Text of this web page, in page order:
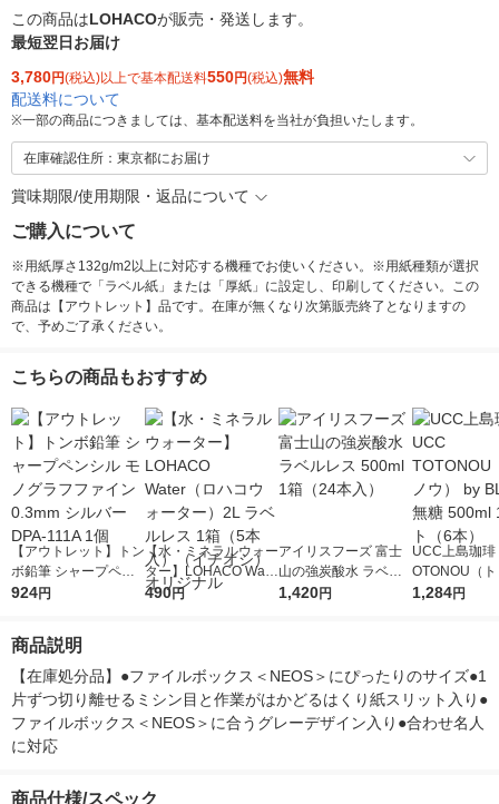
この商品はLOHACOが販売・発送します。
最短翌日お届け
3,780円(税込)以上で基本配送料550円(税込)無料
配送料について
※一部の商品につきましては、基本配送料を当社が負担いたします。
在庫確認住所：東京都にお届け
賞味期限/使用期限・返品について
ご購入について
※用紙厚さ132g/m2以上に対応する機種でお使いください。※用紙種類が選択
できる機種で「ラベル紙」または「厚紙」に設定し、印刷してください。この
商品は【アウトレット】品です。在庫が無くなり次第販売終了となりますの
で、予めご了承ください。
こちらの商品もおすすめ
【アウトレット】トン
ボ鉛筆 シャープペン
シル モノグラフファ
924円
【水・ミネラルウォー
ター】LOHACO Wate
r（ロハコウォータ
490円
アイリスフーズ 富士
山の強炭酸水 ラベル
レス 500ml 1箱（24
1,420円
UCC上島珈琲
OTONOU（
ウ） by
1,284円
商品説明
【在庫処分品】●ファイルボックス＜NEOS＞にぴったりのサイズ●1
片ずつ切り離せるミシン目と作業がはかどるはくり紙スリット入り●
ファイルボックス＜NEOS＞に合うグレーデザイン入り●合わせ名人
に対応
商品仕様/スペック